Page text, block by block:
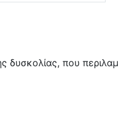
δυσκολίας, που